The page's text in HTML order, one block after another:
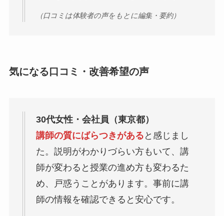
（口コミは体験者の声をもとに編集・要約）
気になる口コミ・改善希望の声
30代女性・会社員（東京都）
講師の質にばらつきがある と感じまし
た。説明がわかりづらい方もいて、講
師が変わると授業の進め方も変わるた
め、戸惑うことがあります。事前に講
師の情報を確認できると安心です。